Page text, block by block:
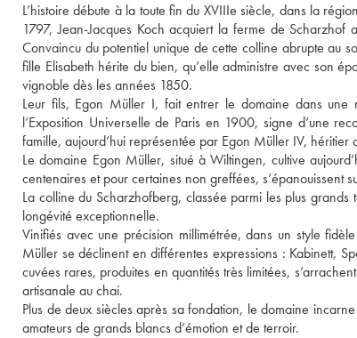
L’histoire débute à la toute fin du XVIIIe siècle, dans la
1797, Jean-Jacques Koch acquiert la ferme de
Convaincu du potentiel unique de cette colline abrupte au
fille Elisabeth hérite du bien, qu’elle administre avec son
vignoble dès les années 1850.
Leur fils, Egon Müller I, fait entrer le domaine dans
l’Exposition Universelle de Paris en 1900, signe d’une
famille, aujourd’hui représentée par Egon Müller IV,
Le domaine Egon Müller, situé à Wiltingen, cultive
centenaires et pour certaines non greffées,
La colline du Scharzhofberg, classée parmi les plus
longévité exceptionnelle.
Vinifiés avec une précision millimétrée, dans un style
Müller se déclinent en différentes expressions : Kabinett,
cuvées rares, produites en quantités très limitées,
artisanale au chai.
Plus de deux siècles après sa fondation, le domaine
amateurs de grands blancs d’émotion et de terroir.